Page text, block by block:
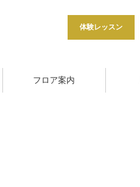
体験レッスン
フロア案内